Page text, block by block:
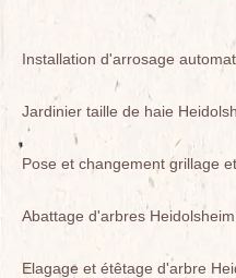
Installation d'arrosage
Jardinier taille de haie
Pose et changement grillage
Abattage d'arbres Heidolsheim
Elagage et étêtage d'arbre